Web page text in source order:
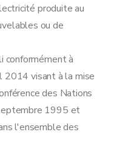
produite au
ou de
conformément à
2014 visant à la mise
des Nations
1995 et
l'ensemble des